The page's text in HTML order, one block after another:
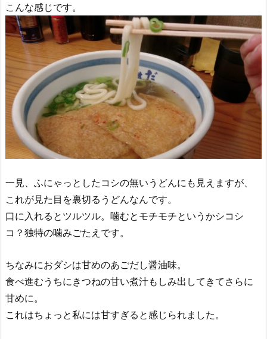
こんな感じです。
一見、ふにゃっとしたコシの無いうどんにも見えますが、
これが見た目を裏切るうどんなんです。
口に入れるとツルツル。噛むとモチモチというかシコシ
コ？独特の噛みごたえです。
ちなみにおダシは甘めのあごだし醤油味。
食べ進むうちにきつねの甘い煮汁もしみ出してきてさらに
甘めに。
これはちょっと私には甘すぎると感じられました。